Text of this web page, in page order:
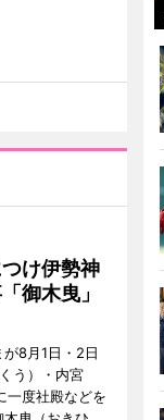
け伊勢神
御木曳」
8月1日・2日
う）・内宮
一度社殿などを